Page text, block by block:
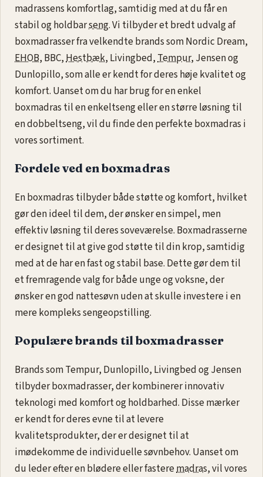
madrassens komfortlag, samtidig med at du får en
stabil og holdbarseng. Vi tilbyder et bredt udvalg af
boxmadrasser fra velkendte brands som Nordic Dream,
EHOB, BBC,Hestbæk, Livingbed,Tempur, Jensen og
Dunlopillo, som alle er kendt for deres høje kvalitet og
komfort. Uanset om du har brug for en enkel
boxmadras til en enkeltseng eller en større løsning til
en dobbeltseng, vil du finde den perfekte boxmadras i
vores sortiment.
Fordele ved en boxmadras
En boxmadras tilbyder både støtte og komfort, hvilket
gør den ideel til dem, der ønsker en simpel, men
effektiv løsning til deres soveværelse. Boxmadrasserne
er designet til at give god støtte til din krop, samtidig
med at de har en fast og stabil base. Dette gør dem til
et fremragende valg for både unge og voksne, der
ønsker en god nattesøvn uden at skulle investere i en
mere kompleks sengeopstilling.
Populære brands til boxmadrasser
Brands som Tempur, Dunlopillo, Livingbed og Jensen
tilbyder boxmadrasser, der kombinerer innovativ
teknologi med komfort og holdbarhed. Disse mærker
er kendt for deres evne til at levere
kvalitetsprodukter, der er designet til at
imødekomme de individuelle søvnbehov. Uanset om
du leder efter en blødere eller fasteremadras, vil vores